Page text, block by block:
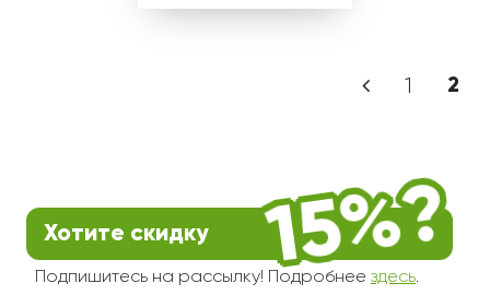
1 2
Хотите скидку
Подпишитесь на рассылку! Подробнее здесь.